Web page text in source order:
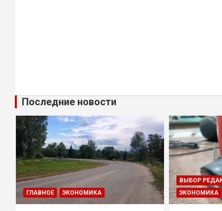
Последние новости
ГЛАВНОЕ ЭКОНОМИКА
ВЫБОР
ЭКОНОМИКА